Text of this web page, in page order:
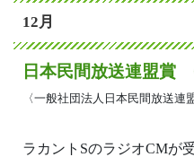
12月
日本民間放送連盟
〈一般社団法人日本民間放送連盟
ラカントSのラジオCMが